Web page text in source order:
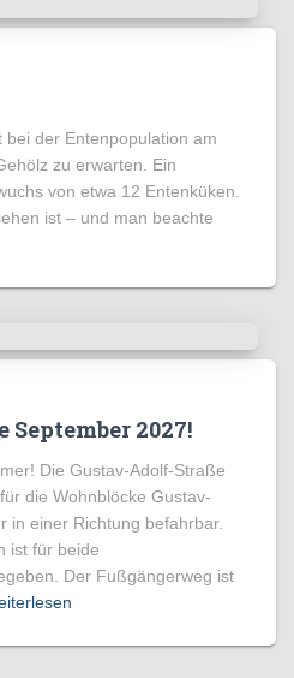
bei der Entenpopulation am
zu erwarten. Ein
von etwa 12 Entenküken.
ist – und man beachte
September 2027!
Die Gustav-Adolf-Straße
die Wohnblöcke Gustav-
in einer Richtung befahrbar.
ist für beide
Der Fußgängerweg ist